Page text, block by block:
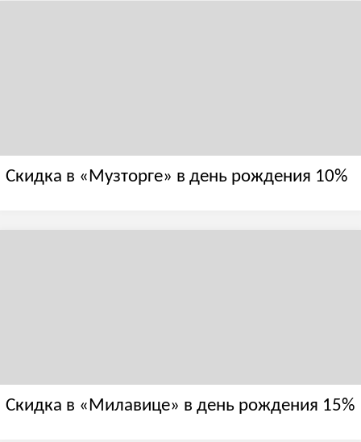
Скидка в «Музторге» в день рождения 10%
Скидка в «Милавице» в день рождения 15%